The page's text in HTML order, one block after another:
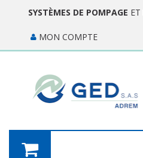
SYSTÈMES DE POMPAGE ET
MON COMPTE